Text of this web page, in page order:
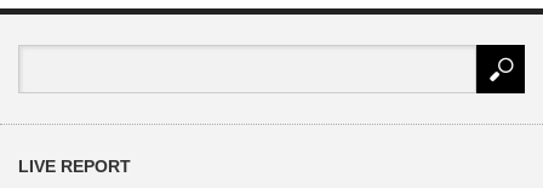
LIVE REPORT